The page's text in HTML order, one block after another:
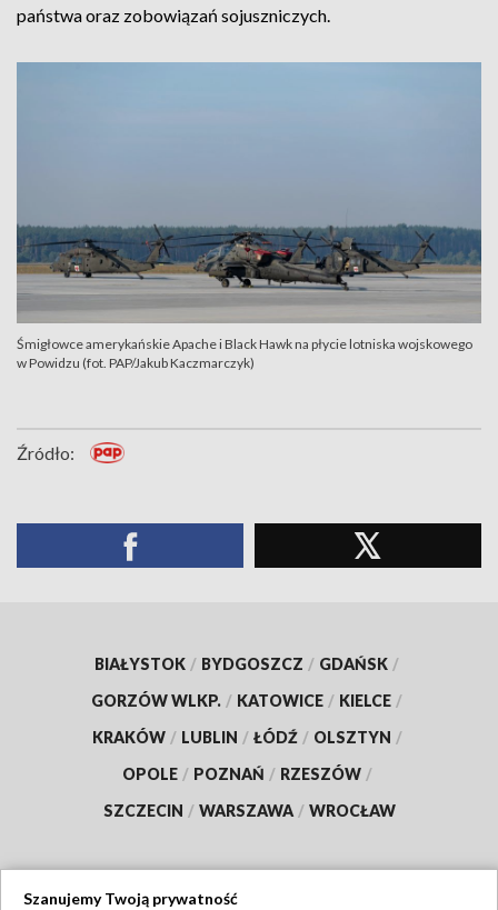
państwa oraz zobowiązań sojuszniczych.
Śmigłowce amerykańskie Apache i Black Hawk na płycie lotniska wojskowego
w Powidzu (fot. PAP/Jakub Kaczmarczyk)
Źródło:
BIAŁYSTOK / BYDGOSZCZ / GDAŃSK /
GORZÓW WLKP. / KATOWICE / KIELCE /
KRAKÓW / LUBLIN / ŁÓDŹ / OLSZTYN /
OPOLE / POZNAŃ / RZESZÓW /
SZCZECIN / WARSZAWA / WROCŁAW
Szanujemy Twoją prywatność